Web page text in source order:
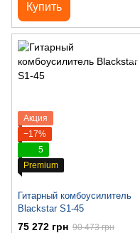
Купить
Акция
−17%
5
Premium
Гитарный комбоусилитель
Blackstar S1-45
75 272 грн 90 473 грн